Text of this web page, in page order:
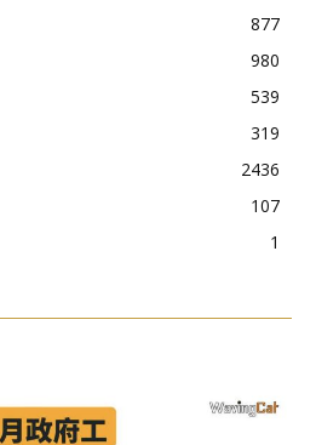
877
980
539
319
2436
107
1